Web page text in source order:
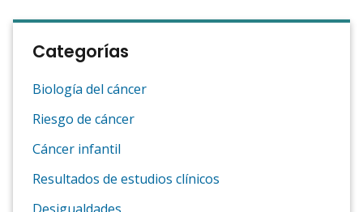
Categorías
Biología del cáncer
Riesgo de cáncer
Cáncer infantil
Resultados de estudios clínicos
Desigualdades